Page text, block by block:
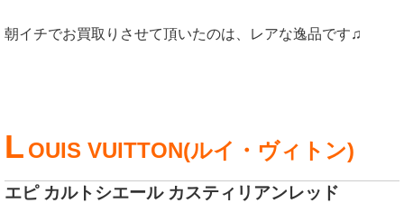
朝イチでお買取りさせて頂いたのは、レアな逸品です♫
L OUIS VUITTON(ルイ・ヴィトン)
エピ カルトシエール カスティリアンレッド